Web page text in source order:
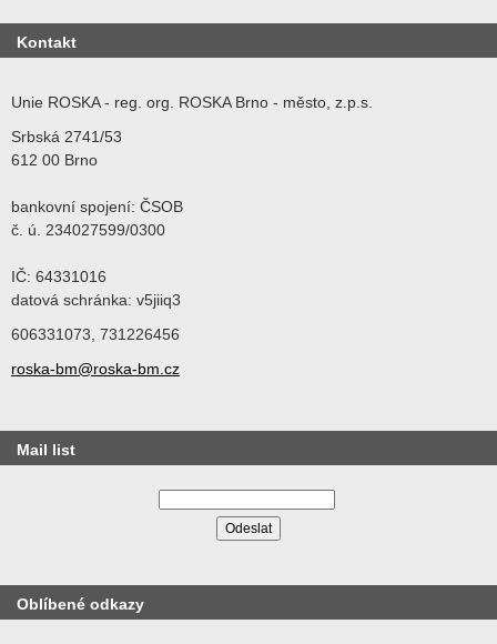
Kontakt
Unie ROSKA - reg. org. ROSKA Brno - město, z.p.s.
Srbská 2741/53
612 00 Brno
bankovní spojení: ČSOB
č. ú. 234027599/0300
IČ: 64331016
datová schránka: v5jiiq3
606331073, 731226456
roska-bm@roska-bm.cz
Mail list
Oblíbené odkazy